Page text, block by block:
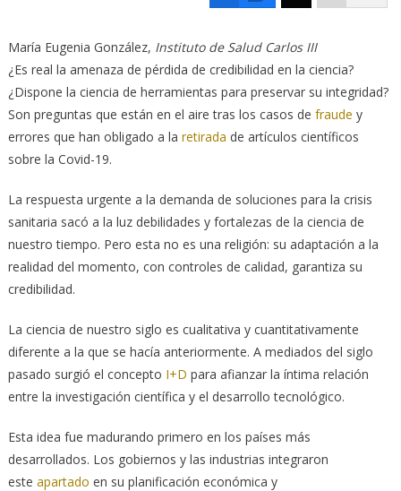
María Eugenia González, Instituto de Salud Carlos III
¿Es real la amenaza de pérdida de credibilidad en la ciencia?
¿Dispone la ciencia de herramientas para preservar su integridad?
Son preguntas que están en el aire tras los casos de fraude y
errores que han obligado a la retirada de artículos científicos
sobre la Covid-19.
La respuesta urgente a la demanda de soluciones para la crisis
sanitaria sacó a la luz debilidades y fortalezas de la ciencia de
nuestro tiempo. Pero esta no es una religión: su adaptación a la
realidad del momento, con controles de calidad, garantiza su
credibilidad.
La ciencia de nuestro siglo es cualitativa y cuantitativamente
diferente a la que se hacía anteriormente. A mediados del siglo
pasado surgió el concepto I+D para afianzar la íntima relación
entre la investigación científica y el desarrollo tecnológico.
Esta idea fue madurando primero en los países más
desarrollados. Los gobiernos y las industrias integraron
este apartado en su planificación económica y